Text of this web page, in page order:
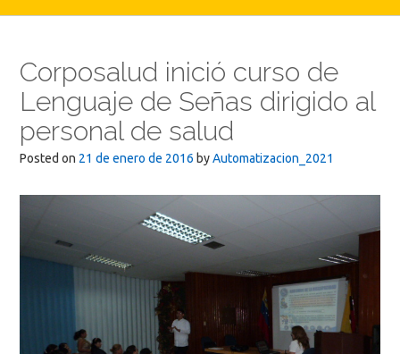
Corposalud inició curso de
Lenguaje de Señas dirigido al
personal de salud
Posted on 21 de enero de 2016 byAutomatizacion_2021